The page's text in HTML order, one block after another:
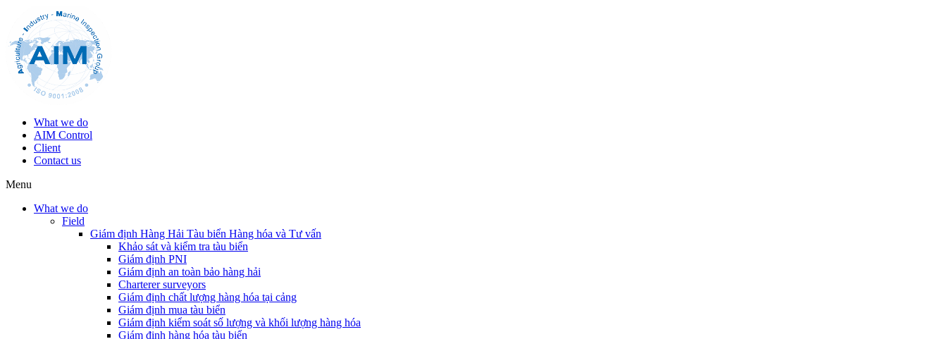
What we do
AIM Control
Client
Contact us
Menu
What we do
Field
Giám định Hàng Hải Tàu biển Hàng hóa và Tư vấn
Khảo sát và kiểm tra tàu biển
Giám định PNI
Giám định an toàn bảo hàng hải
Charterer surveyors
Giám định chất lượng hàng hóa tại cảng
​Giám định mua tàu biển
Giám định kiểm soát số lượng và khối lượng hàng hóa
Giám định hàng hóa tàu biển